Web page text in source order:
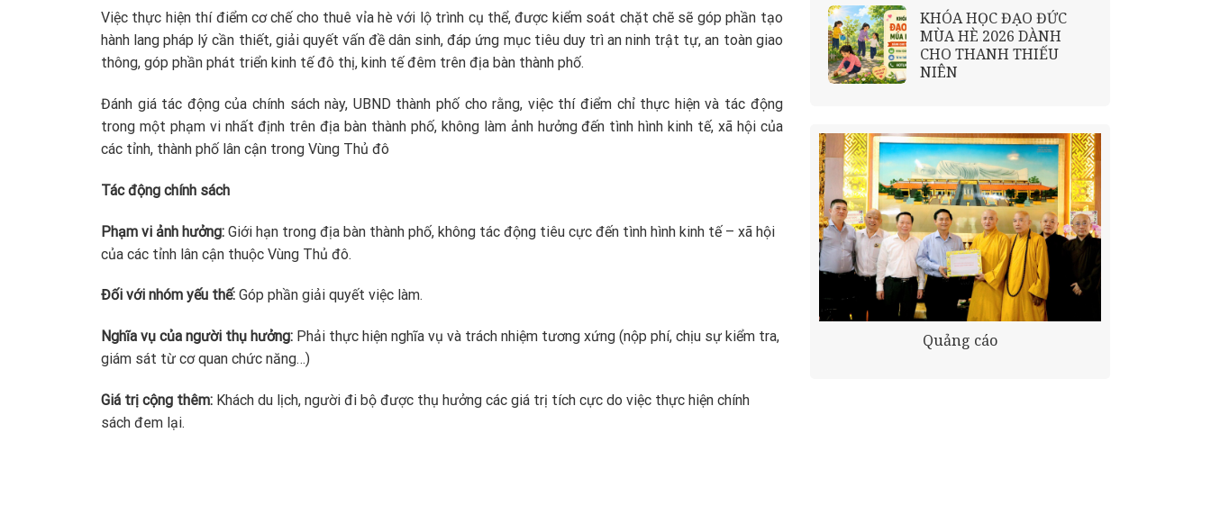
Việc thực hiện thí điểm cơ chế cho thuê vỉa hè với lộ trình cụ thể, được kiểm soát chặt chẽ sẽ góp phần tạo
hành lang pháp lý cần thiết, giải quyết vấn đề dân sinh, đáp ứng mục tiêu duy trì an ninh trật tự, an toàn giao
thông, góp phần phát triển kinh tế đô thị, kinh tế đêm trên địa bàn thành phố.
Đánh giá tác động của chính sách này, UBND thành phố cho rằng, việc thí điểm chỉ thực hiện và tác động
trong một phạm vi nhất định trên địa bàn thành phố, không làm ảnh hưởng đến tình hình kinh tế, xã hội của
các tỉnh, thành phố lân cận trong Vùng Thủ đô
Tác động chính sách
Phạm vi ảnh hưởng: Giới hạn trong địa bàn thành phố, không tác động tiêu cực đến tình hình kinh tế – xã hội
của các tỉnh lân cận thuộc Vùng Thủ đô.
Đối với nhóm yếu thế: Góp phần giải quyết việc làm.
Nghĩa vụ của người thụ hưởng: Phải thực hiện nghĩa vụ và trách nhiệm tương xứng (nộp phí, chịu sự kiểm tra,
giám sát từ cơ quan chức năng…)
Giá trị cộng thêm: Khách du lịch, người đi bộ được thụ hưởng các giá trị tích cực do việc thực hiện chính
sách đem lại.
KHÓA HỌC ĐẠO ĐỨC
MÙA HÈ 2026 DÀNH
CHO THANH THIẾU
NIÊN
Quảng cáo